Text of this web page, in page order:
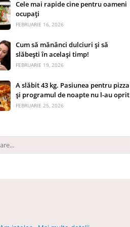
Cele mai rapide cine pentru oameni
ocupați
FEBRUARIE 16, 2026
Cum să mănânci dulciuri și să
slăbești în același timp!
FEBRUARIE 19, 2026
A slăbit 43 kg. Pasiunea pentru pizza
și programul de noapte nu l-au oprit
FEBRUARIE 25, 2026